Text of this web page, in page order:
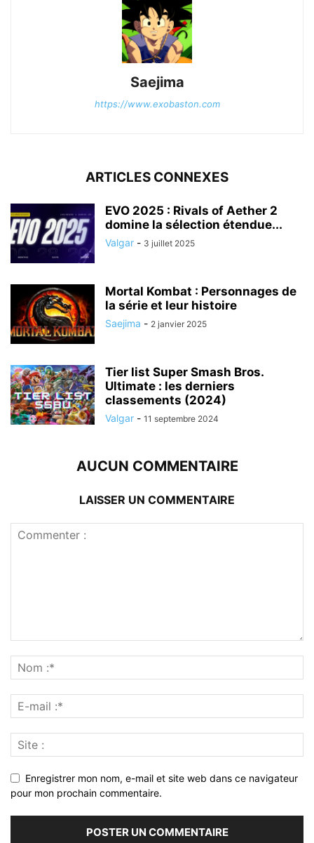
Saejima
https://www.exobaston.com
ARTICLES CONNEXES
EVO 2025 : Rivals of Aether 2
domine la sélection étendue...
Valgar - 3 juillet 2025
Mortal Kombat : Personnages de
la série et leur histoire
Saejima - 2 janvier 2025
Tier list Super Smash Bros.
Ultimate : les derniers
classements (2024)
Valgar - 11 septembre 2024
AUCUN COMMENTAIRE
LAISSER UN COMMENTAIRE
Enregistrer mon nom, e-mail et site web dans ce navigateur
pour mon prochain commentaire.